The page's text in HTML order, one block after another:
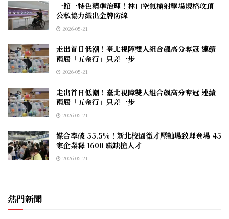
一館一特色精準治理！林口空氣槍射擊場規格攻頂
公私協力織出金牌防線
2026-05-21
走出首日低潮！臺北視障雙人組合飆高分奪冠 連續
兩屆「五金行」只差一步
2026-05-21
走出首日低潮！臺北視障雙人組合飆高分奪冠 連續
兩屆「五金行」只差一步
2026-05-21
媒合率破 55.5%！新北校園徵才壓軸場致理登場 45
家企業釋 1600 職缺搶人才
2026-05-21
熱門新聞